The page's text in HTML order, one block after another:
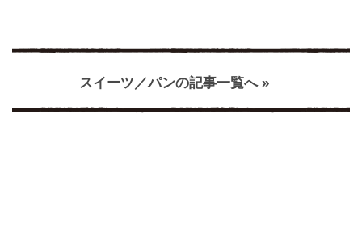
スイーツ／パンの記事一覧へ »